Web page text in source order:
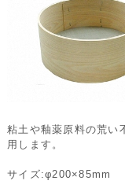
粘土や釉薬原料の荒い
用します。
サイズ:φ200×85mm